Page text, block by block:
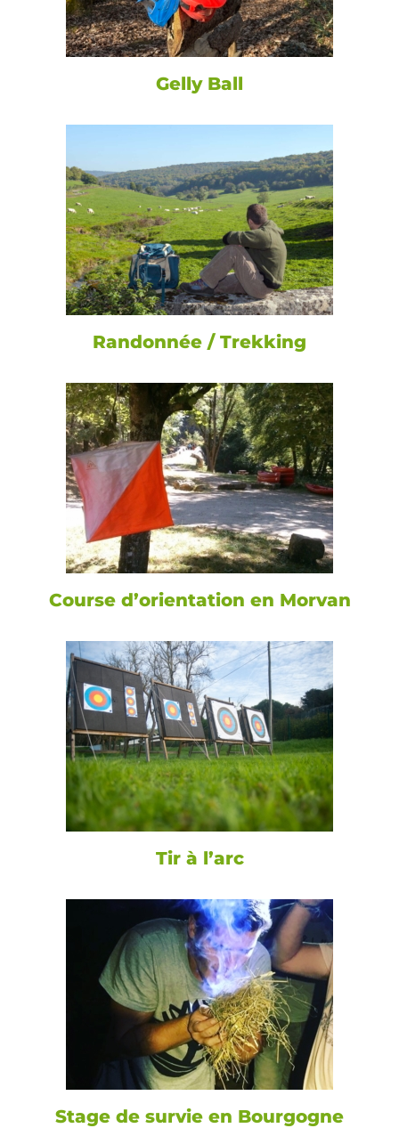
Gelly Ball
Randonnée / Trekking
Course d’orientation en Morvan
Tir à l’arc
Stage de survie en Bourgogne